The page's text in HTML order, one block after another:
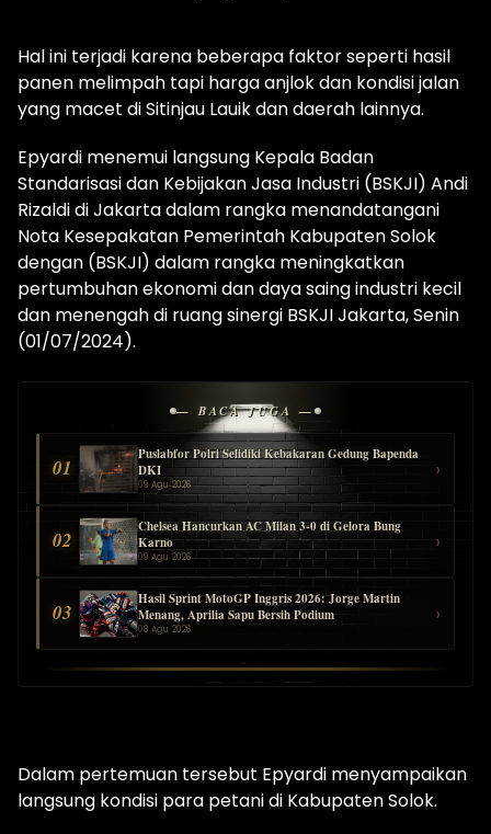
Hal ini terjadi karena beberapa faktor seperti hasil
panen melimpah tapi harga anjlok dan kondisi jalan
yang macet di Sitinjau Lauik dan daerah lainnya.
Epyardi menemui langsung Kepala Badan
Standarisasi dan Kebijakan Jasa Industri (BSKJI) Andi
Rizaldi di Jakarta dalam rangka menandatangani
Nota Kesepakatan Pemerintah Kabupaten Solok
dengan (BSKJI) dalam rangka meningkatkan
pertumbuhan ekonomi dan daya saing industri kecil
dan menengah di ruang sinergi BSKJI Jakarta, Senin
(01/07/2024).
— BACA JUGA —
01
Puslabfor Polri Selidiki Kebakaran Gedung Bapenda
DKI
09 Agu 2026
›
02
Chelsea Hancurkan AC Milan 3-0 di Gelora Bung
Karno
09 Agu 2026
›
03
Hasil Sprint MotoGP Inggris 2026: Jorge Martin
Menang, Aprilia Sapu Bersih Podium
08 Agu 2026
›
Dalam pertemuan tersebut Epyardi menyampaikan
langsung kondisi para petani di Kabupaten Solok.